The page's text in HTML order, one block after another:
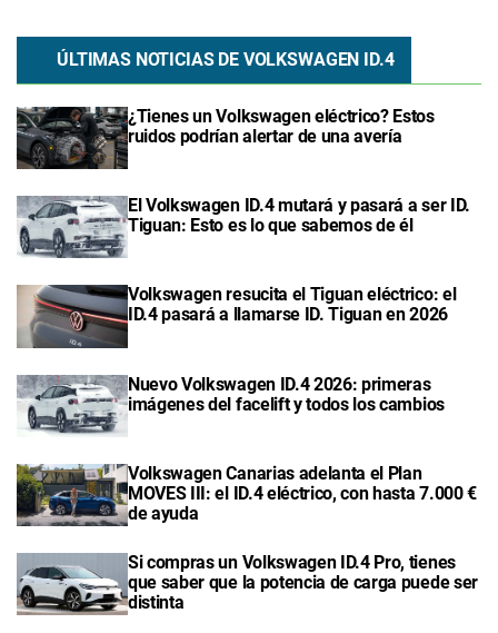
ÚLTIMAS NOTICIAS DE VOLKSWAGEN ID.4
¿Tienes un Volkswagen eléctrico? Estos
ruidos podrían alertar de una avería
El Volkswagen ID.4 mutará y pasará a ser ID.
Tiguan: Esto es lo que sabemos de él
Volkswagen resucita el Tiguan eléctrico: el
ID.4 pasará a llamarse ID. Tiguan en 2026
Nuevo Volkswagen ID.4 2026: primeras
imágenes del facelift y todos los cambios
Volkswagen Canarias adelanta el Plan
MOVES III: el ID.4 eléctrico, con hasta 7.000 €
de ayuda
Si compras un Volkswagen ID.4 Pro, tienes
que saber que la potencia de carga puede ser
distinta